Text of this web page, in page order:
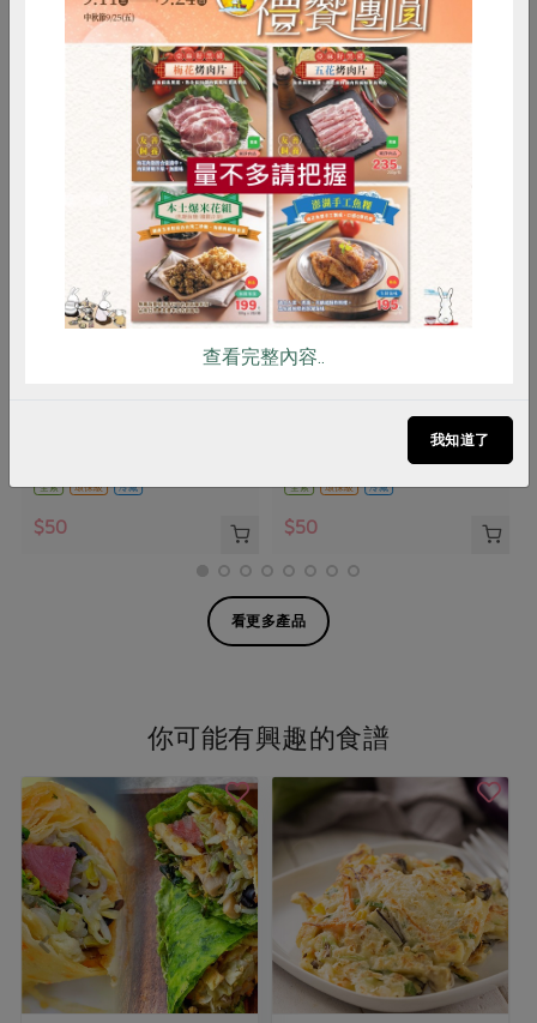
你可能有興趣的產品
全素 環保級 冷藏
$50
黃文章(新峰農場)
全素 環保級 冷藏
$50
看更多產品
你可能有興趣的食譜
RPET 食譜 減硝酸鹽
雞蛋 食安 共同購買
查看完整內容..
我知道了